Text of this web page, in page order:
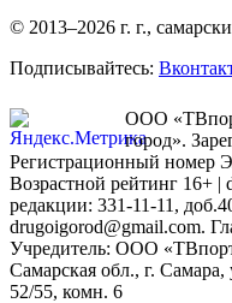
© 2013–2026 г. г.,
Подписывайтесь:
ООО
город».
Регистрационный номер
Возрастной рейтинг 16+ |
редакции: 331-11-11,
drugoigorod@gmail.com.
Учредитель: ООО
Самарская обл., г.
52/55, комн. 6